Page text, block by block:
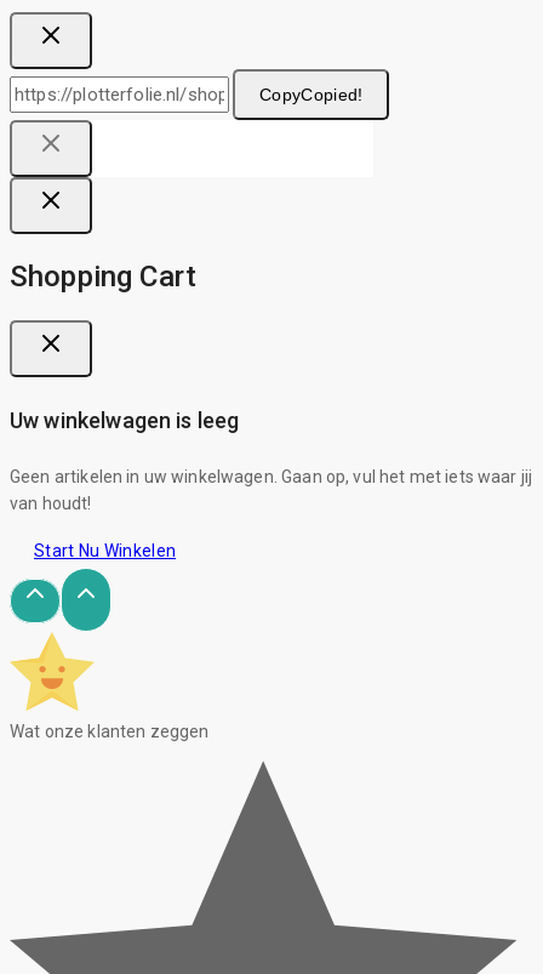
CopyCopied!
Shopping Cart
Uw winkelwagen is leeg
Geen artikelen in uw winkelwagen. Gaan op, vul het met iets waar jij
van houdt!
Start Nu Winkelen
Wat onze klanten zeggen